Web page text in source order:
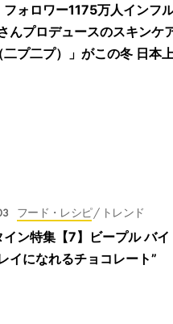
フォロワー1175万人インフ
んプロデュースのスキンケ
二プ二プ）」がこの冬 日本
フード・レシピ/ トレンド
イン特集【7】ビープル バ
イになれるチョコレート”